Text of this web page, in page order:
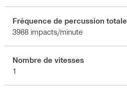
Fréquence de percussion totale
3988 impacts/minute
Nombre de vitesses
1